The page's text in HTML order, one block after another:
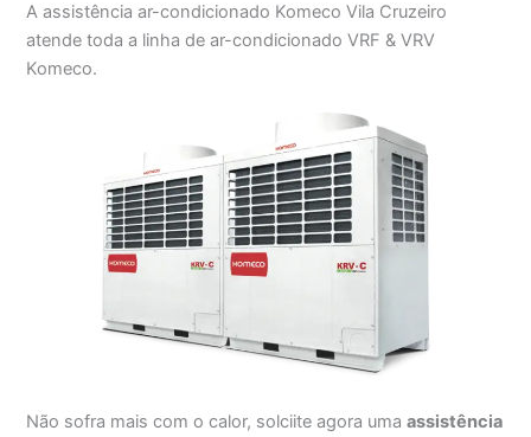
A assistência ar-condicionado Komeco Vila Cruzeiro
atende toda a linha de ar-condicionado VRF & VRV
Komeco.
Não sofra mais com o calor, solciite agora umaassistência